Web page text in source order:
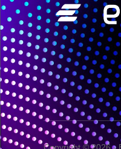
Copyright © 2026 -